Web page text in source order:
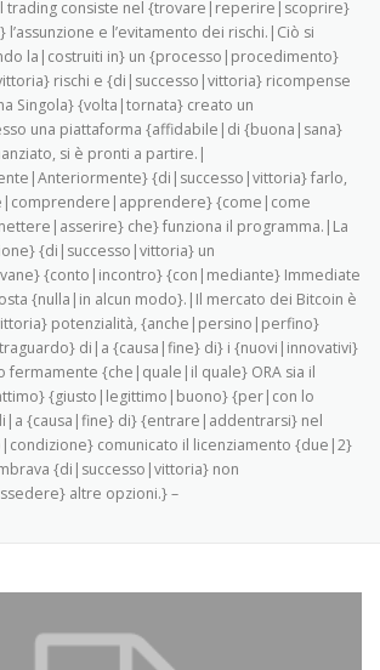
trading consiste nel {trovare|reperire|scoprire}
e l’evitamento dei rischi.|Ciò si
la|costruiti in} un {processo|procedimento}
rischi e {di|successo|vittoria} ricompense
Singola} {volta|tornata} creato un
una piattaforma {affidabile|di {buona|sana}
si è pronti a partire.|
{di|successo|vittoria} farlo,
{come|come
che} funziona il programma.|La
{di|successo|vittoria} un
{conto|incontro} {con|mediante} Immediate
{nulla|in alcun modo}.|Il mercato dei Bitcoin è
potenzialità, {anche|persino|perfino}
di|a {causa|fine} di} i {nuovi|innovativi}
fermamente {che|quale|il quale} ORA sia il
{giusto|legittimo|buono} {per|con lo
{causa|fine} di} {entrare|addentrarsi} nel
comunicato il licenziamento {due|2}
{di|successo|vittoria} non
altre opzioni.} –